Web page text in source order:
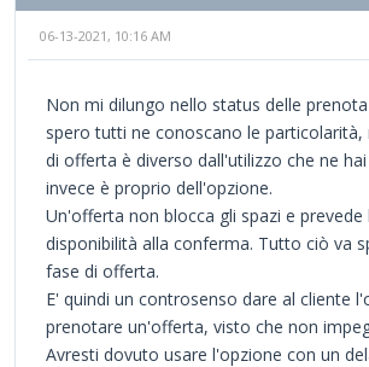
06-13-2021, 10:16 AM
Non mi dilungo nello status delle
spero tutti ne conoscano le
di offerta è diverso dall'utilizzo che ne
invece è proprio dell'opzione.
Un'offerta non blocca gli spazi e prevede
disponibilità alla conferma. Tutto ciò va
fase di offerta.
E' quindi un controsenso dare al cliente
prenotare un'offerta, visto che non
Avresti dovuto usare l'opzione con un